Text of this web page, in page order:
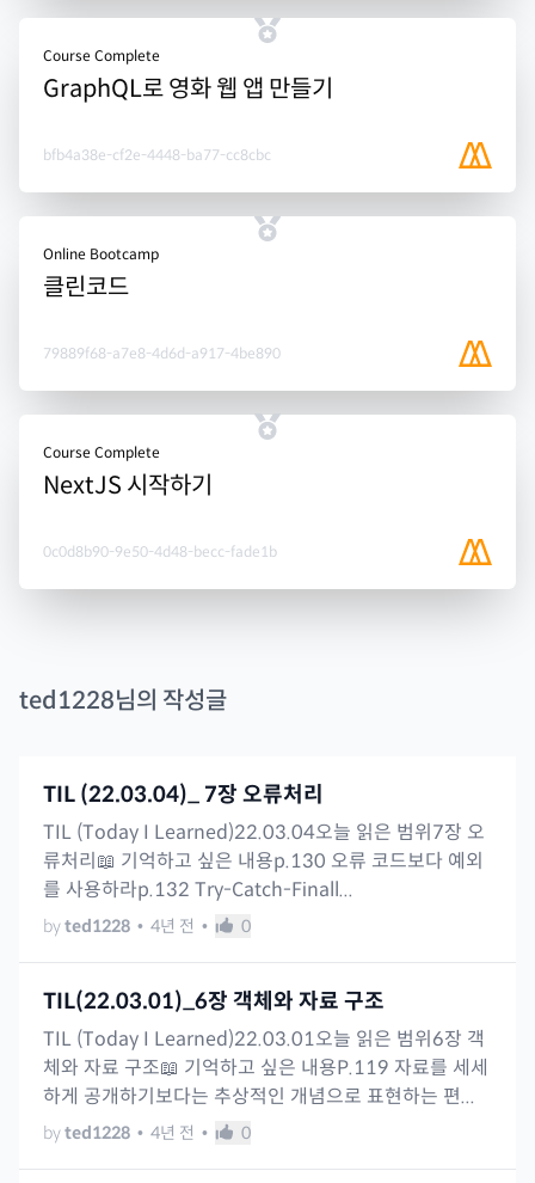
Course Complete
GraphQL로 영화 웹 앱 만들기
bfb4a38e-cf2e-4448-ba77-cc8cbc
Online Bootcamp
클린코드
79889f68-a7e8-4d6d-a917-4be890
Course Complete
NextJS 시작하기
0c0d8b90-9e50-4d48-becc-fade1b
ted1228님의 작성글
TIL (22.03.04)_ 7장 오류처리
TIL (Today I Learned)22.03.04오늘 읽은 범위7장 오
류처리📖 기억하고 싶은 내용p.130 오류 코드보다 예외
를 사용하라p.132 Try-Catch-Finall...
byted1228 • 4년 전 • 0
TIL(22.03.01)_6장 객체와 자료 구조
TIL (Today I Learned)22.03.01오늘 읽은 범위6장 객
체와 자료 구조📖 기억하고 싶은 내용P.119 자료를 세세
하게 공개하기보다는 추상적인 개념으로 표현하는 편...
byted1228 • 4년 전 • 0